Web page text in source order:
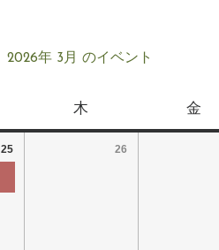
2026年 3月 のイベント
木 金
25 26